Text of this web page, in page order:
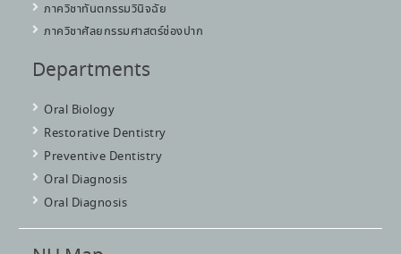
ภาควิชาทันตกรรมวินิจฉัย
ภาควิชาศัลยกรรมศาสตร์ช่องปาก
Departments
Oral Biology
Restorative Dentistry
Preventive Dentistry
Oral Diagnosis
Oral Diagnosis